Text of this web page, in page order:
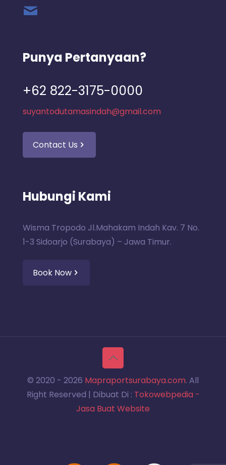
Punya Pertanyaan?
+62 822-3175-0000
suyantodutamasindah@gmail.com
Contact Us
Hubungi Kami
Wisma Tropodo Jl.Mahakam Indah Kav. 7 No.
1-3 Sidoarjo (Surabaya) – Jawa Timur.
Book Now
© 2020 - 2026 Mapraportsurabaya.com. All
Right Reserved | Dibuat Di : Tokowebpedia -
Jasa Buat Website